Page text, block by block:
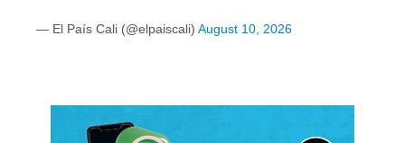
— El País Cali (@elpaiscali) August 10, 2026